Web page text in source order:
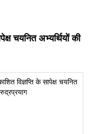
चयनित अभ्यर्थियों की
विज्ञप्ति के सापेक्ष चयनित